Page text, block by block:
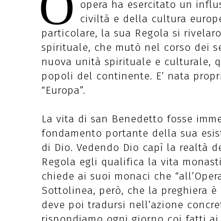
opera ha esercitato un
civiltà e della cultura
particolare, la sua Regola si
spirituale, che mutò nel corso dei
nuova unità spirituale e culturale,
popoli del continente. E’ nata
“Europa”.
La vita di san Benedetto fosse
fondamento portante della sua
di Dio. Vedendo Dio capì la realtà
Regola egli qualifica la vita
chiede ai suoi monaci che
Sottolinea, però, che la preghiera
deve poi tradursi nell’azione